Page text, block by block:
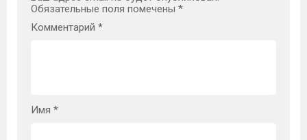
Обязательные поля помечены *
Комментарий *
Имя *